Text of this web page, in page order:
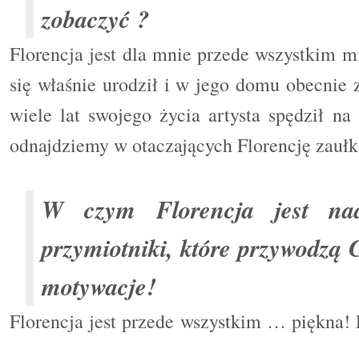
zobaczyć ?
Florencja jest dla mnie przede wszystkim
się właśnie urodził i w jego domu
wiele lat swojego życia artysta spędził
odnajdziemy w otaczających Florencję
W czym Florencja jest
przymiotniki, które
motywacje!
Florencja jest przede wszystkim … piękna!